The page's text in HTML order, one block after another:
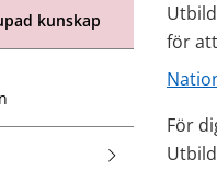
kunskap
för
För